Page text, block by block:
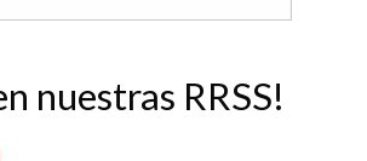
nuestras RRSS!